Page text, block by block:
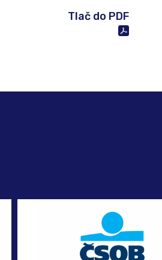
Tlač do PDF